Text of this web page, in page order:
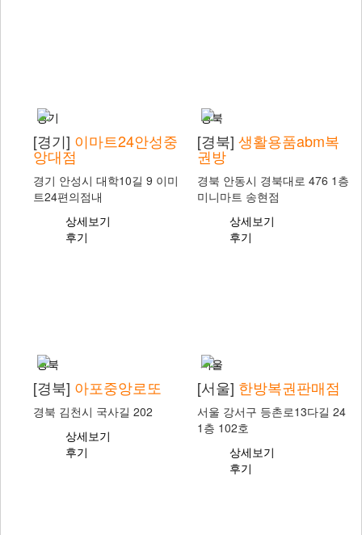
경기
[경기] 이마트24안성중
앙대점
경기 안성시 대학10길 9 이미
트24편의점내
상세보기
후기
경북
[경북] 생활용품abm복
권방
경북 안동시 경북대로 476 1층
미니마트 송현점
상세보기
후기
경북
[경북] 아포중앙로또
경북 김천시 국사길 202
상세보기
후기
서울
[서울] 한방복권판매점
서울 강서구 등촌로13다길 24
1층 102호
상세보기
후기